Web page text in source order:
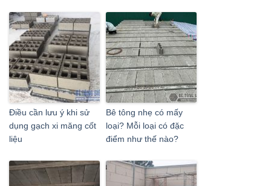
Điều cần lưu ý khi sử
dụng gạch xi măng cốt
liệu
Bê tông nhẹ có mấy
loại? Mỗi loại có đặc
điểm như thế nào?